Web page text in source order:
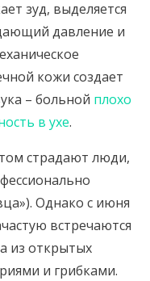
зуд, выделяется
давление и
кожи создает
– больной плохо
в ухе.
страдают люди,
Однако с июня
встречаются
из открытых
и грибками.